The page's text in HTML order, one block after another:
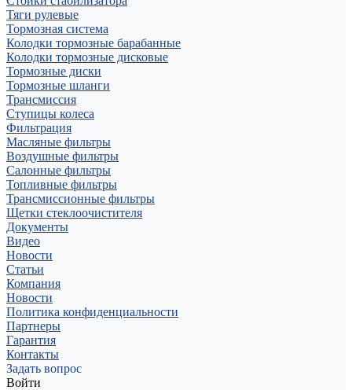
Тяги рулевые
Тормозная система
Колодки тормозные барабанные
Колодки тормозные дисковые
Тормозные диски
Тормозные шланги
Трансмиссия
Ступицы колеса
Фильтрация
Масляные фильтры
Воздушные фильтры
Салонные фильтры
Топливные фильтры
Трансмиссионные фильтры
Щетки стеклоочистителя
Документы
Видео
Новости
Статьи
Компания
Новости
Политика конфиденциальности
Партнеры
Гарантия
Контакты
Задать вопрос
Войти